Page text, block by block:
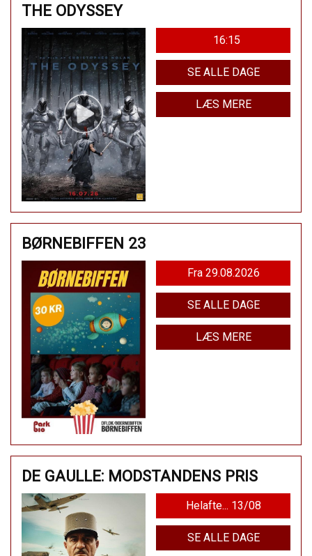
THE ODYSSEY
16:15
SE ALLE DAGE
LÆS MERE
BØRNEBIFFEN 23
Fra 29.08.2026
SE ALLE DAGE
LÆS MERE
DE GAULLE: MODSTANDENS PRIS
Helafte... 13/08
SE ALLE DAGE